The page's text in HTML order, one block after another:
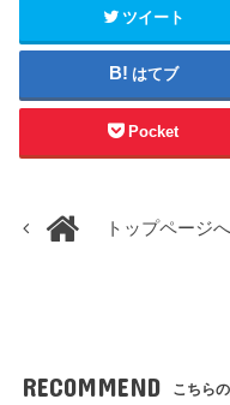
ツイート
はてブ
Pocket
トップページへ
RECOMMEND こちら